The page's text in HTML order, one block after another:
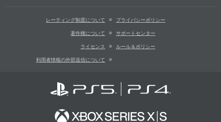
レーティング制度について プライバシーポリシー
著作権について サポートセンター
ライセンス ルール＆ポリシー
利用者情報の外部送信について